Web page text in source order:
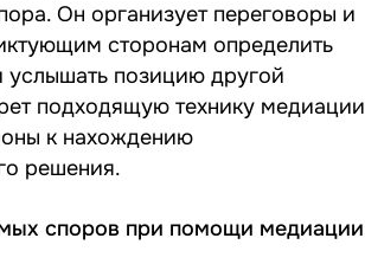
Он организует переговоры и
сторонам определить
позицию другой
подходящую технику медиации
к нахождению
решения.
споров при помощи медиации